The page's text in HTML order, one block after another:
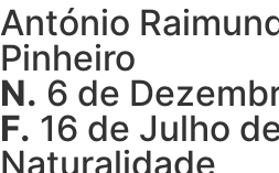
António
Pinheiro
N. 6 de
F. 16 de Julho
Naturalidade